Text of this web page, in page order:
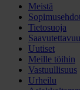
Meistä
Tietosuoja
Uutiset
Meille töihin
Vastuullisuus
Urheilu